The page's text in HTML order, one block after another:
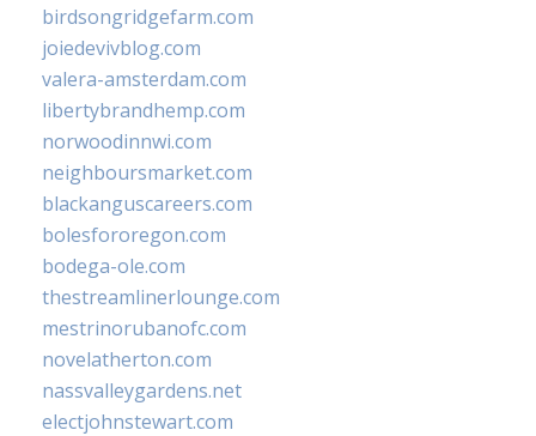
birdsongridgefarm.com
joiedevivblog.com
valera-amsterdam.com
libertybrandhemp.com
norwoodinnwi.com
neighboursmarket.com
blackanguscareers.com
bolesfororegon.com
bodega-ole.com
thestreamlinerlounge.com
mestrinorubanofc.com
novelatherton.com
nassvalleygardens.net
electjohnstewart.com